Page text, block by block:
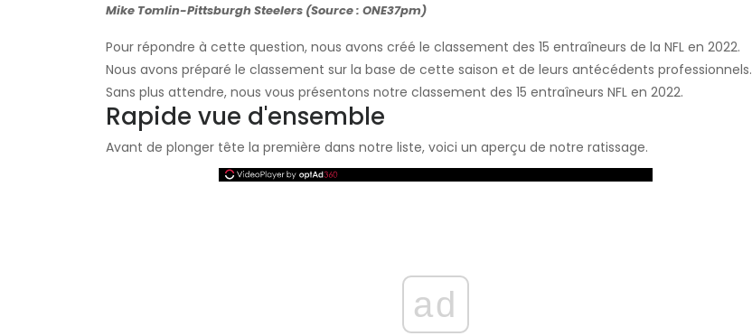
Mike Tomlin-Pittsburgh Steelers (Source : ONE37pm)
Pour répondre à cette question, nous avons créé le classement des 15 entraîneurs de la NFL en 2022.
Nous avons préparé le classement sur la base de cette saison et de leurs antécédents professionnels.
Sans plus attendre, nous vous présentons notre classement des 15 entraîneurs NFL en 2022.
Rapide vue d'ensemble
Avant de plonger tête la première dans notre liste, voici un aperçu de notre ratissage.
ad